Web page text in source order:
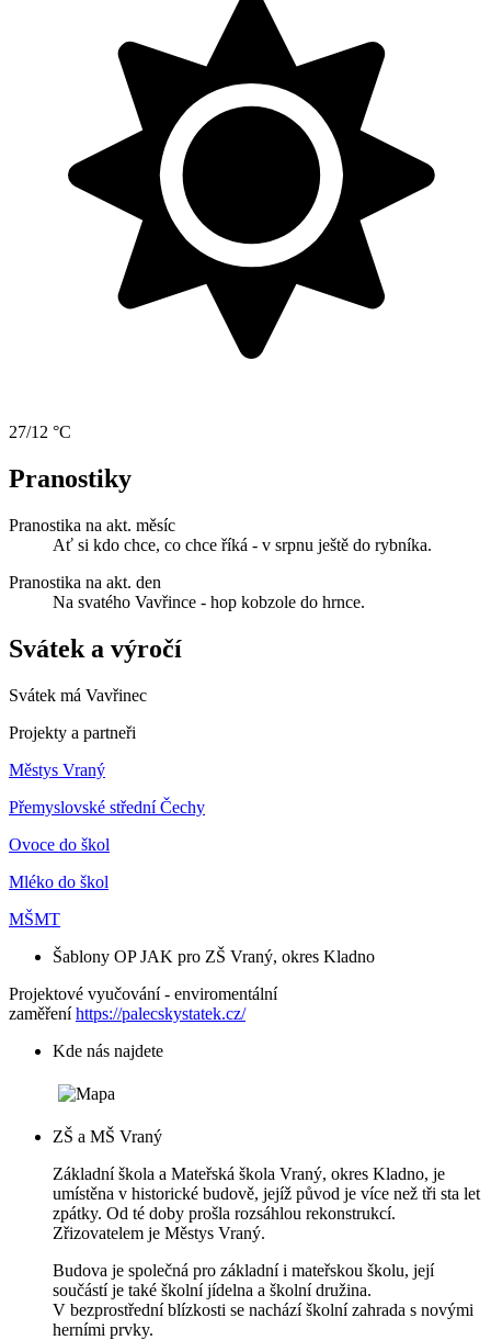
27/12 °C
Pranostiky
Pranostika na akt. měsíc
Ať si kdo chce, co chce říká - v srpnu ještě do rybníka.
Pranostika na akt. den
Na svatého Vavřince - hop kobzole do hrnce.
Svátek a výročí
Svátek má Vavřinec
Projekty a partneři
Městys Vraný
Přemyslovské střední Čechy
Ovoce do škol
Mléko do škol
MŠMT
Šablony OP JAK pro ZŠ Vraný, okres Kladno
Projektové vyučování - enviromentální
zaměřeníhttps://palecskystatek.cz/
Kde nás najdete
ZŠ a MŠ Vraný
Základní škola a Mateřská škola Vraný, okres Kladno, je
umístěna v historické budově, jejíž původ je více než tři sta let
zpátky. Od té doby prošla rozsáhlou rekonstrukcí.
Zřizovatelem je Městys Vraný.
Budova je společná pro základní i mateřskou školu, její
součástí je také školní jídelna a školní družina.
V bezprostřední blízkosti se nachází školní zahrada s novými
herními prvky.